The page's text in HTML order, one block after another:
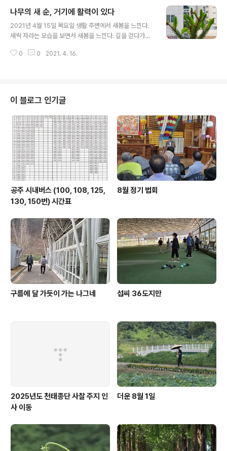
으로 오는 길에서 본 산수유다. 산수유도 제법 열매가 커진
모습이다. 가을이면 붉게 익을 산수유.
나무의 새 순, 거기에 활력이 있다
2021년 4월 15일 목요일 생활 주변에서 새봄을 느낀다.
새싹 자라는 모습을 보면서 새봄을 느낀다. 길을 걷다가도
롭다. 그냥 그렇지 하면서도 자세히 보면서 생명의 신비로
0 0 2021. 4. 16.
이 블로그 인기글
공주 시내버스 (100, 108, 125,
130, 150번) 시간표
8월 정기 법회
구름에 달 가듯이 가는 나그네 섭씨 36도지만
2025년도 천태종단 사찰 주지 인
사 이동
더운 8월 1일